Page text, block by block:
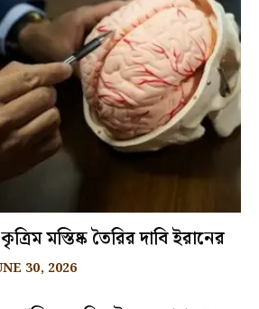
মস্তিষ্ক তৈরির দাবি ইরানের
30, 2026